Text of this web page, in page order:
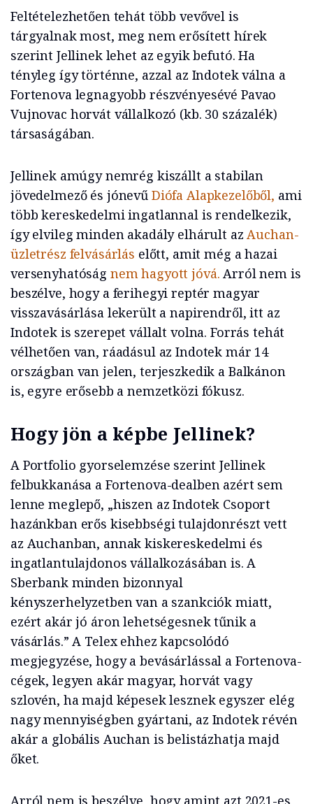
Feltételezhetően tehát több vevővel is
tárgyalnak most, meg nem erősített hírek
szerint Jellinek lehet az egyik befutó. Ha
tényleg így történne, azzal az Indotek válna a
Fortenova legnagyobb részvényesévé Pavao
Vujnovac horvát vállalkozó (kb. 30 százalék)
társaságában.
Jellinek amúgy nemrég kiszállt a stabilan
jövedelmező és jónevű Diófa Alapkezelőből, ami
több kereskedelmi ingatlannal is rendelkezik,
így elvileg minden akadály elhárult az Auchan-
üzletrész felvásárlás előtt, amit még a hazai
versenyhatóság nem hagyott jóvá. Arról nem is
beszélve, hogy a ferihegyi reptér magyar
visszavásárlása lekerült a napirendről, itt az
Indotek is szerepet vállalt volna. Forrás tehát
vélhetően van, ráadásul az Indotek már 14
országban van jelen, terjeszkedik a Balkánon
is, egyre erősebb a nemzetközi fókusz.
Hogy jön a képbe Jellinek?
A Portfolio gyorselemzése szerint Jellinek
felbukkanása a Fortenova-dealben azért sem
lenne meglepő, „hiszen az Indotek Csoport
hazánkban erős kisebbségi tulajdonrészt vett
az Auchanban, annak kiskereskedelmi és
ingatlantulajdonos vállalkozásában is. A
Sberbank minden bizonnyal
kényszerhelyzetben van a szankciók miatt,
ezért akár jó áron lehetségesnek tűnik a
vásárlás.” A Telex ehhez kapcsolódó
megjegyzése, hogy a bevásárlással a Fortenova-
cégek, legyen akár magyar, horvát vagy
szlovén, ha majd képesek lesznek egyszer elég
nagy mennyiségben gyártani, az Indotek révén
akár a globális Auchan is belistázhatja majd
őket.
Arról nem is beszélve, hogy amint azt 2021-es